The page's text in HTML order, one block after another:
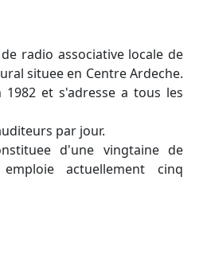
radio associative locale de
situee en Centre Ardeche.
et s'adresse a tous les
par jour.
d'une vingtaine de
actuellement cinq